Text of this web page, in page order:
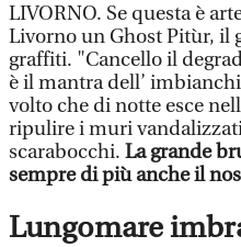
LIVORNO. Se questa è
Livorno un Ghost Pitùr, il
graffiti. "Cancello il
è il mantra dell’
volto che di notte esce
ripulire i muri
scarabocchi. La grande
sempre di più anche il
Lungomare